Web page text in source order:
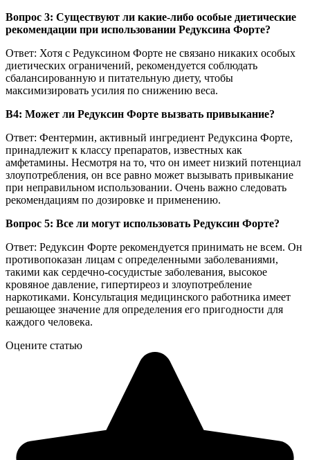
Вопрос 3: Существуют ли какие-либо особые диетические
рекомендации при использовании Редуксина Форте?
Ответ: Хотя с Редуксином Форте не связано никаких особых
диетических ограничений, рекомендуется соблюдать
сбалансированную и питательную диету, чтобы
максимизировать усилия по снижению веса.
В4: Может ли Редуксин Форте вызвать привыкание?
Ответ: Фентермин, активный ингредиент Редуксина Форте,
принадлежит к классу препаратов, известных как
амфетамины. Несмотря на то, что он имеет низкий потенциал
злоупотребления, он все равно может вызывать привыкание
при неправильном использовании. Очень важно следовать
рекомендациям по дозировке и применению.
Вопрос 5: Все ли могут использовать Редуксин Форте?
Ответ: Редуксин Форте рекомендуется принимать не всем. Он
противопоказан лицам с определенными заболеваниями,
такими как сердечно-сосудистые заболевания, высокое
кровяное давление, гипертиреоз и злоупотребление
наркотиками. Консультация медицинского работника имеет
решающее значение для определения его пригодности для
каждого человека.
Оцените статью